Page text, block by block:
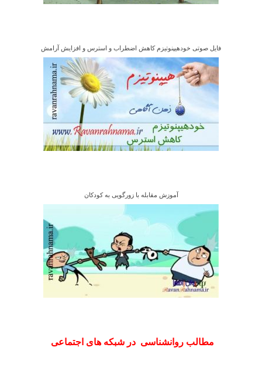
آموزش مقابله با زورگویی به کودکان
فایل صوتی خودهیپنوتیزم کاهش اضطراب و استرس و افزایش آرامش
مطالب روانشناسی در شبکه های اجتماعی